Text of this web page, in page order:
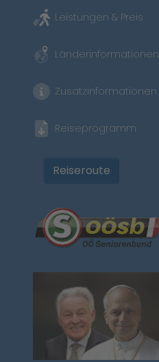
Leistungen & Preis
Länderinformationen
Zusatzinformationen
Reiseprogramm
Reiseroute